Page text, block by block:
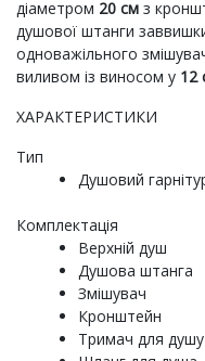
діаметром 20 см з
душової штанги
одноважільного
виливом із виносом у 12
ХАРАКТЕРИСТИКИ
Тип
Душовий
Комплектація
Верхній душ
Душова штанга
Змішувач
Кронштейн
Тримач для душу